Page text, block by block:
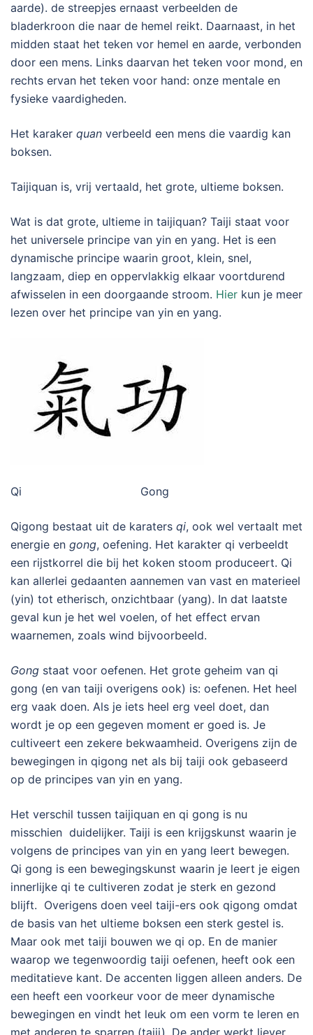
aarde). de streepjes ernaast verbeelden de
bladerkroon die naar de hemel reikt. Daarnaast, in het
midden staat het teken vor hemel en aarde, verbonden
door een mens. Links daarvan het teken voor mond, en
rechts ervan het teken voor hand: onze mentale en
fysieke vaardigheden.
Het karaker quan verbeeld een mens die vaardig kan
boksen.
Taijiquan is, vrij vertaald, het grote, ultieme boksen.
Wat is dat grote, ultieme in taijiquan? Taiji staat voor
het universele principe van yin en yang. Het is een
dynamische principe waarin groot, klein, snel,
langzaam, diep en oppervlakkig elkaar voortdurend
afwisselen in een doorgaande stroom. Hier kun je meer
lezen over het principe van yin en yang.
Qi Gong
Qigong bestaat uit de karaters qi, ook wel vertaalt met
energie en gong, oefening. Het karakter qi verbeeldt
een rijstkorrel die bij het koken stoom produceert. Qi
kan allerlei gedaanten aannemen van vast en materieel
(yin) tot etherisch, onzichtbaar (yang). In dat laatste
geval kun je het wel voelen, of het effect ervan
waarnemen, zoals wind bijvoorbeeld.
Gong staat voor oefenen. Het grote geheim van qi
gong (en van taiji overigens ook) is: oefenen. Het heel
erg vaak doen. Als je iets heel erg veel doet, dan
wordt je op een gegeven moment er goed is. Je
cultiveert een zekere bekwaamheid. Overigens zijn de
bewegingen in qigong net als bij taiji ook gebaseerd
op de principes van yin en yang.
Het verschil tussen taijiquan en qi gong is nu
misschien duidelijker. Taiji is een krijgskunst waarin je
volgens de principes van yin en yang leert bewegen.
Qi gong is een bewegingskunst waarin je leert je eigen
innerlijke qi te cultiveren zodat je sterk en gezond
blijft. Overigens doen veel taiji-ers ook qigong omdat
de basis van het ultieme boksen een sterk gestel is.
Maar ook met taiji bouwen we qi op. En de manier
waarop we tegenwoordig taiji oefenen, heeft ook een
meditatieve kant. De accenten liggen alleen anders. De
een heeft een voorkeur voor de meer dynamische
bewegingen en vindt het leuk om een vorm te leren en